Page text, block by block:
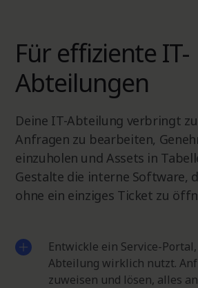
Für effiziente IT-
Abteilungen
Deine IT-Abteilung verbringt
Anfragen zu bearbeiten,
einzuholen und Assets in
Gestalte die interne Software,
ohne ein einziges Ticket zu
Entwickle ein Service-
Abteilung wirklich nutzt.
zuweisen und lösen, alles